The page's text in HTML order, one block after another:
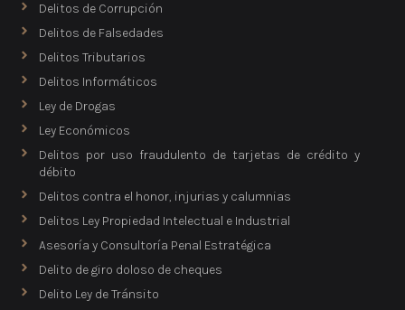
Delitos de Corrupción
Delitos de Falsedades
Delitos Tributarios
Delitos Informáticos
Ley de Drogas
Ley Económicos
Delitos por uso fraudulento de tarjetas de crédito y
débito
Delitos contra el honor, injurias y calumnias
Delitos Ley Propiedad Intelectual e Industrial
Asesoría y Consultoría Penal Estratégica
Delito de giro doloso de cheques
Delito Ley de Tránsito